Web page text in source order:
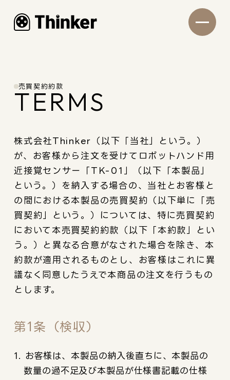
売買契約約款
TERMS
株式会社Thinker（以下「当社」という。）
が、お客様から注文を受けてロボットハンド用
近接覚センサー「 TK-01
」（以下「本製品」
という。）を納入する場合の、当社とお客様と
の間における本製品の売買契約（以下単に「売
買契約」という。）については、特に売買契約
において本売買契約約款（以下「本約款」とい
う。）と異なる合意がなされた場合を除き、本
約款が適用されるものとし、お客様はこれに異
議なく同意したうえで本商品の注文を行うもの
とします。
第1条（検収）
1. お客様は、本製品の納入後直ちに、本製品の
数量の過不足及び本製品が仕様書記載の仕様